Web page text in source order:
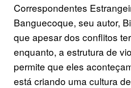
Correspondentes
Banguecoque, seu autor,
que apesar dos conflitos
enquanto, a estrutura de
permite que eles
está criando uma cultura